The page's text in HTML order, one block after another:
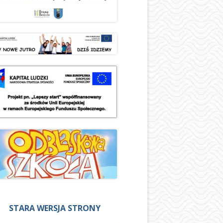
STARA WERSJA STRONY